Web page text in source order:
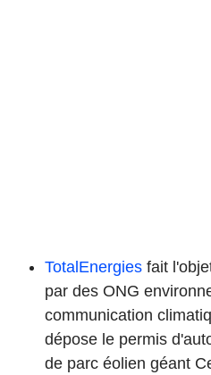
TotalEnergies fait
par des ONG
communication
dépose le permis
de parc éolien géant